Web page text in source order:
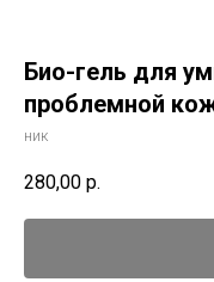
Био-гель для
проблемной
ник
280,00 р.